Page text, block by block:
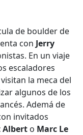
de boulder de
con Jerry
En un viaje
escaladores
visitan la meca del
algunos de los
Ademá de
invitados
Albert o Marc Le